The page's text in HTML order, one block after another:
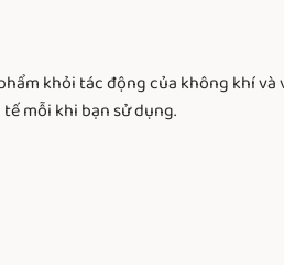
khỏi tác động của không khí
mỗi khi bạn sử dụng.